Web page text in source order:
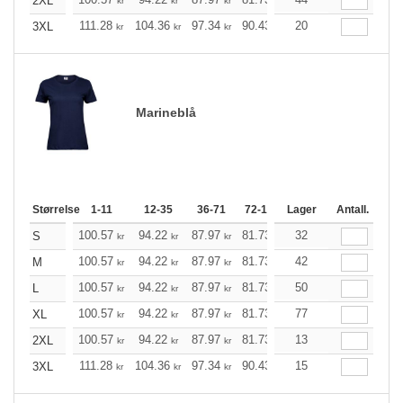
3XL
111.28 kr 104.36 kr 97.34 kr 90.43 83.51
20
Marineblå
Størrelse 1-11 12-35 36-71 72-143 144-287 288 +
Lager Antall.
S 100.57 kr 94.22 kr 87.97 kr 81.73 75.37
32
M
100.57 kr 94.22 kr 87.97 kr 81.73 75.37
42
L
100.57 kr 94.22 kr 87.97 kr 81.73 75.37
50
XL
100.57 kr 94.22 kr 87.97 kr 81.73 75.37
77
2XL
100.57 kr 94.22 kr 87.97 kr 81.73 75.37
13
3XL
111.28 kr 104.36 kr 97.34 kr 90.43 83.51
15